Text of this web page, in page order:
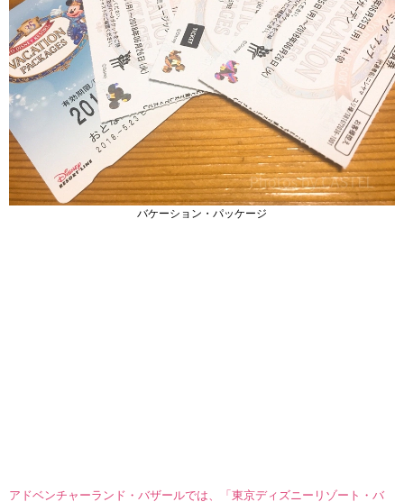
バケーション・パッケージ
アドベンチャーランド・バザールでは、「東京ディズニーリゾート・バ